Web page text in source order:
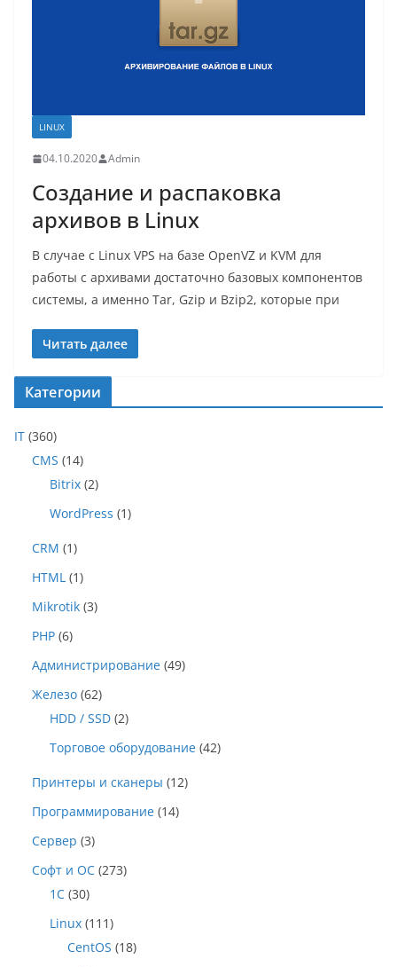
LINUX
04.10.2020 Admin
Создание и распаковка
архивов в Linux
В случае с Linux VPS на базе OpenVZ и KVM для
работы с архивами достаточно базовых компонентов
системы, а именно Tar, Gzip и Bzip2, которые при
Читать далее
Категории
IT (360)
CMS (14)
Bitrix (2)
WordPress (1)
CRM (1)
HTML (1)
Mikrotik (3)
PHP (6)
Администрирование (49)
Железо (62)
HDD / SSD (2)
Торговое оборудование (42)
Принтеры и сканеры (12)
Программирование (14)
Сервер (3)
Софт и ОС (273)
1C (30)
Linux (111)
CentOS (18)